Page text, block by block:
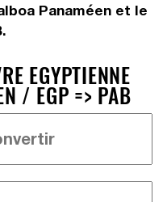
Panaméen et le
EGYPTIENNE
/ EGP => PAB